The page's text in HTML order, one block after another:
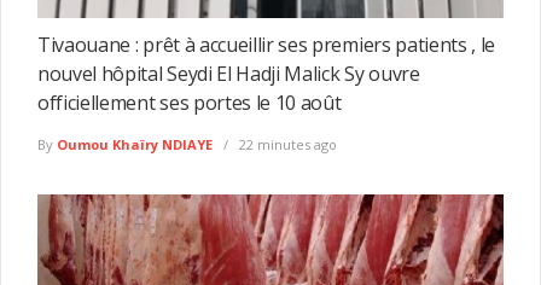
Tivaouane : prêt à accueillir ses premiers patients , le
nouvel hôpital Seydi El Hadji Malick Sy ouvre
officiellement ses portes le 10 août
By Oumou Khaïry NDIAYE 22 minutes ago